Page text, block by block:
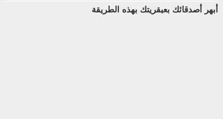
أبهر أصدقائك بعبقريتك بهذه الطريقة